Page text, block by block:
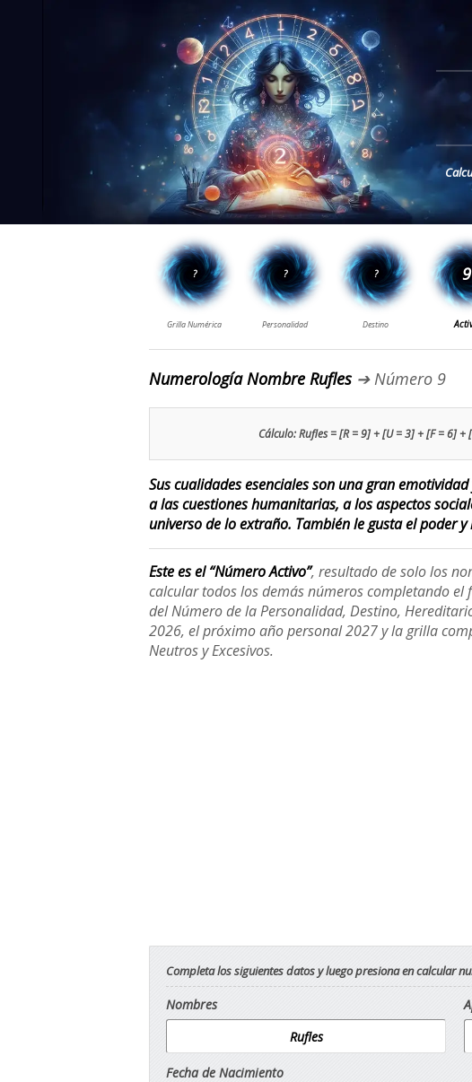
Numerología Nombre Rufles ➔ Número 9
Cálculo: Rufles = [R = 9] + [U = 3] + [F = 6]
Sus cualidades esenciales son una gran
a las cuestiones humanitarias, a los aspectos
universo de lo extraño. También le gusta el poder y
Este es el “Número Activo”, resultado de solo los
calcular todos los demás números completando
del Número de la Personalidad, Destino,
2026, el próximo año personal 2027 y la grilla
Neutros y Excesivos.
Completa los siguientes datos y luego presiona en calcular
Nombres
Fecha de Nacimiento